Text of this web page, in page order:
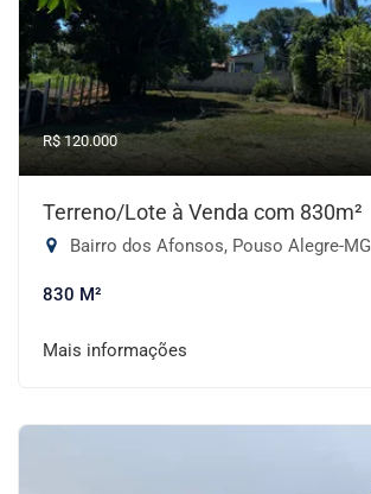
R$ 120.000
Terreno/Lote à Venda com 830m²
Bairro dos Afonsos, Pouso Alegre-MG
830 M²
Mais informações